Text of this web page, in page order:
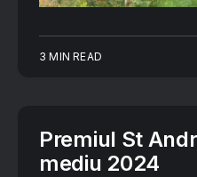
3 MIN READ
Premiul St
mediu 2024